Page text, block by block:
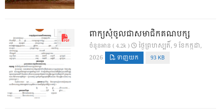
ពាក្យសុំចូលជាសមាជិកគណបក្ស
ចំនួនអាន ( 4.2k )
ថ្ងៃ​ព្រហស្បតិ៍, 9 ខែ​កក្កដា,
2026
ទាញយក 93 KB